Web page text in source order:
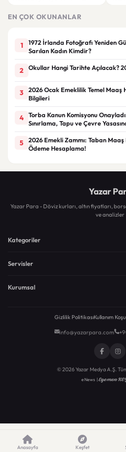
EN ÇOK OKUNANLAR
1
1972 İrlanda Fotoğrafı Yeniden
Sarılan Kadın Kimdir?
2 Okullar Hangi Tarihte Açılacak?
3
2026 Ocak Emeklilik Temel Maaş
Bilgileri
4
Torba Kanun Komisyonu
Sınırlama, Tapu ve Çevre
5
2026 Emekli Zammı: Taban
Ödeme Hesaplama!
Yazar
Yazar Para - Döviz kurları, altın fiyatları,
ve analizler
Kategoriler
Servisler
Kurumsal
Gizlilik PolitikasıKullanım
info@yazarpara.com
© 2026 Yazar Medya A.Ş. Tüm
eNews |Egemen
Anasayfa Keşfet